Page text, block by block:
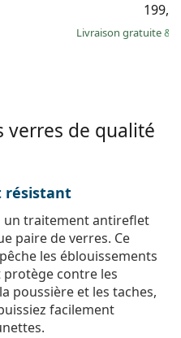
Livraison gratuite&
verres de qualité
résistant
un traitement antireflet
paire de verres. Ce
les éblouissements
protège contre les
poussière et les taches,
facilement